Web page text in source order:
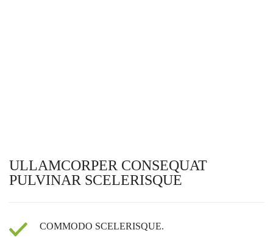
ULLAMCORPER CONSEQUAT
PULVINAR SCELERISQUE
COMMODO SCELERISQUE.